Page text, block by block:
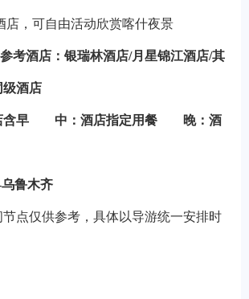
店，可自由活动欣赏喀什夜景
参考酒店：银瑞林酒店/月星锦江酒店/其
级酒店
店含早 中：酒店指定用餐 晚：酒
鲁木齐
节点仅供参考，具体以导游统一安排时